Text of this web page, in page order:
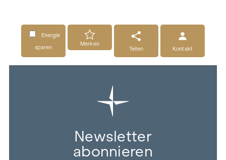
Energie
sparen
Merken
Teilen
Kontakt
Newsletter
abonnieren